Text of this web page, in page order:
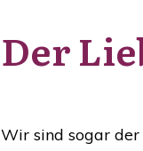
Der
Wir sind sogar der